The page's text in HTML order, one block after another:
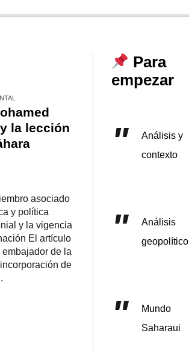
la lección
asociado
y política
y la vigencia
El artículo
de la
de
Para
empezar
Análisis y
contexto
Análisis
geopolítico
Mundo
Saharaui